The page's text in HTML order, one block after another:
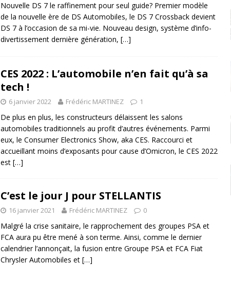
Nouvelle DS 7 le raffinement pour seul guide? Premier modèle
de la nouvelle ère de DS Automobiles, le DS 7 Crossback devient
DS 7 à l’occasion de sa mi-vie. Nouveau design, système d’info-
divertissement dernière génération, […]
CES 2022 : L’automobile n’en fait qu’à sa
tech !
6 janvier 2022 Frédéric MARTINEZ 1
De plus en plus, les constructeurs délaissent les salons
automobiles traditionnels au profit d’autres événements. Parmi
eux, le Consumer Electronics Show, aka CES. Raccourci et
accueillant moins d’exposants pour cause d’Omicron, le CES 2022
est […]
C’est le jour J pour STELLANTIS
16 janvier 2021 Frédéric MARTINEZ 0
Malgré la crise sanitaire, le rapprochement des groupes PSA et
FCA aura pu être mené à son terme. Ainsi, comme le dernier
calendrier l’annonçait, la fusion entre Groupe PSA et FCA Fiat
Chrysler Automobiles et […]